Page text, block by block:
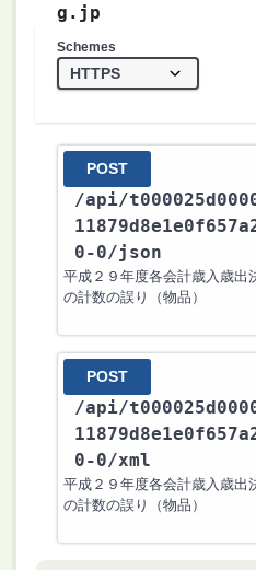
g.jp
Schemes
POST
/api/
0-0/json
平成２９年度各会計歳入歳出
の計数の誤り（物品）
POST
/api/
0-0/xml
平成２９年度各会計歳入歳出
の計数の誤り（物品）